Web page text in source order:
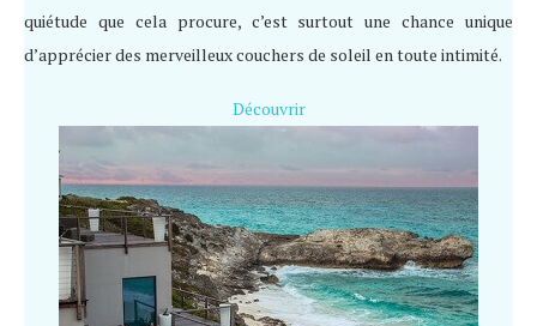
quiétude que cela procure, c’est surtout une chance unique
d’apprécier des merveilleux couchers de soleil en toute intimité.
Découvrir